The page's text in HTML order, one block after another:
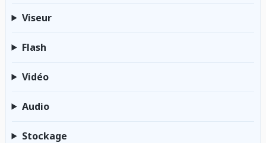
Viseur
Flash
Vidéo
Audio
Stockage